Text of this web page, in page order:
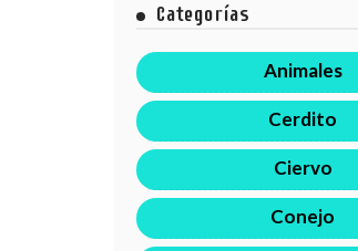
Categorías
Animales
Cerdito
Ciervo
Conejo